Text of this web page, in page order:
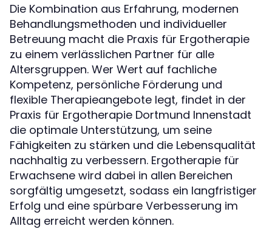
Die Kombination aus Erfahrung, modernen
Behandlungsmethoden und individueller
Betreuung macht die Praxis für Ergotherapie
zu einem verlässlichen Partner für alle
Altersgruppen. Wer Wert auf fachliche
Kompetenz, persönliche Förderung und
flexible Therapieangebote legt, findet in der
Praxis für Ergotherapie Dortmund Innenstadt
die optimale Unterstützung, um seine
Fähigkeiten zu stärken und die Lebensqualität
nachhaltig zu verbessern. Ergotherapie für
Erwachsene wird dabei in allen Bereichen
sorgfältig umgesetzt, sodass ein langfristiger
Erfolg und eine spürbare Verbesserung im
Alltag erreicht werden können.